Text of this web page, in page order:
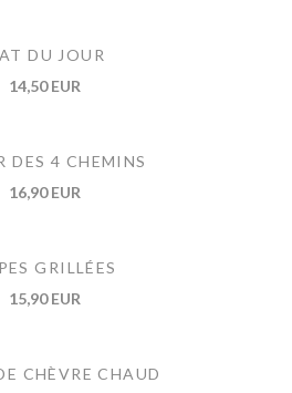
DU JOUR
14,50 EUR
DES 4 CHEMINS
16,90 EUR
GRILLÉES
15,90 EUR
CHÈVRE CHAUD